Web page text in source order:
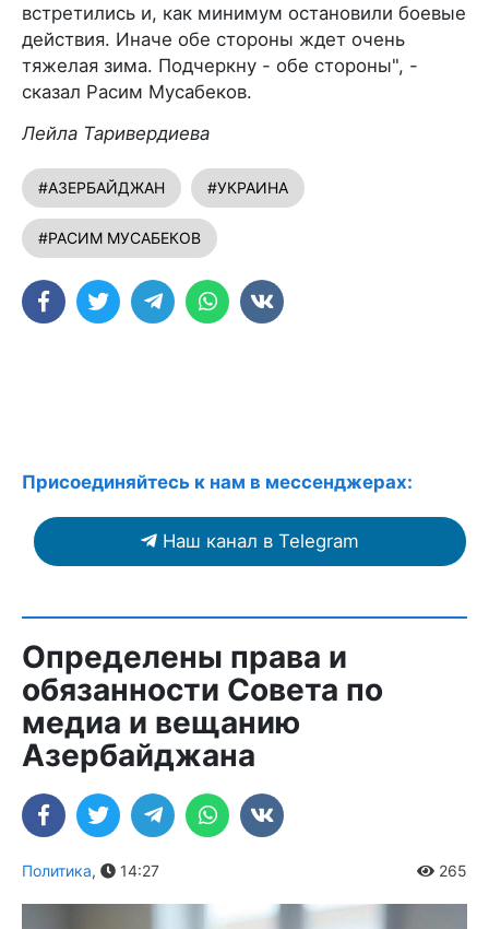
встретились и, как минимум остановили боевые
действия. Иначе обе стороны ждет очень
тяжелая зима. Подчеркну - обе стороны", -
сказал Расим Мусабеков.
Лейла Таривердиева
#АЗЕРБАЙДЖАН #УКРАИНА
#РАСИМ МУСАБЕКОВ
Присоединяйтесь к нам в мессенджерах:
Наш канал в Telegram
Определены права и
обязанности Совета по
медиа и вещанию
Азербайджана
Политика, 14:27 265